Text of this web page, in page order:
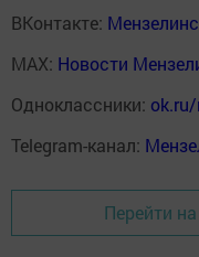
ВКонтакте:
MAX: Новости
Одноклассники:
Telegram-канал:
Перейти